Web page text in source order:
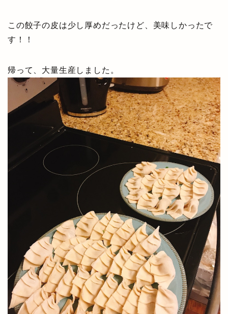
この餃子の皮は少し厚めだったけど、美味しかったで
す！！
帰って、大量生産しました。